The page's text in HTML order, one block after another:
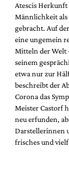
Atescis
Männlichkeit als
gebracht. Auf
eine ungemein
Mitteln der Welt
seinem
etwa nur zur
beschreibt der
Corona das
Meister Castorf
neu erfunden,
Darstellerinnen
frisches und